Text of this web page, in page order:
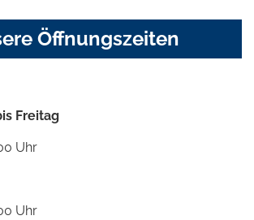
Öffnungszeiten
Freitag
Uhr
Uhr